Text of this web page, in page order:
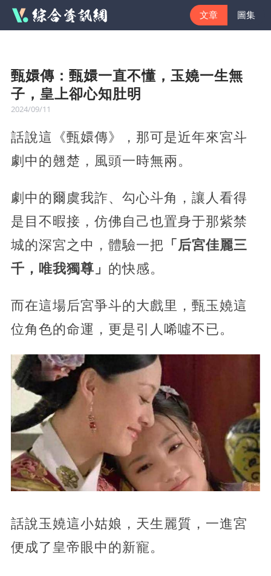
文章 圖集
甄嬛傳：甄嬛一直不懂，玉嬈一生無
子，皇上卻心知肚明
2024/09/11
話說這《甄嬛傳》，那可是近年來宮斗
劇中的翹楚，風頭一時無兩。
劇中的爾虞我詐、勾心斗角，讓人看得
是目不暇接，仿佛自己也置身于那紫禁
城的深宮之中，體驗一把 「后宮佳麗三
千，唯我獨尊」 的快感。
而在這場后宮爭斗的大戲里，甄玉嬈這
位角色的命運，更是引人唏噓不已。
話說玉嬈這小姑娘， 天生麗質，一進宮
便成了皇帝眼中的新寵。